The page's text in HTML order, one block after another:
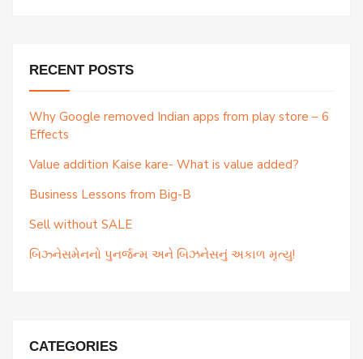
RECENT POSTS
Why Google removed Indian apps from play store – 6
Effects
Value addition Kaise kare- What is value added?
Business Lessons from Big-B
Sell without SALE
બિઝ્નેસમેનનો પુનર્જન્મ અને બિઝનેસનું અકાળ મૃત્યુ!
CATEGORIES